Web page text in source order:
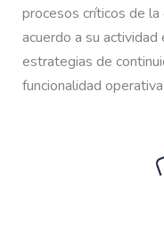
procesos críticos de la
acuerdo a su actividad
estrategias de
funcionalidad